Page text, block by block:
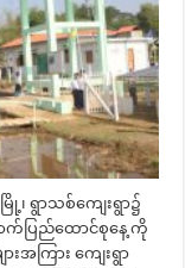
ြို့၊ ရွာသစ်ကျေးရွာ၌
ာက်ပြည်ထောင်စုနေ့ ကို
းအကြား ကျေးရွာ